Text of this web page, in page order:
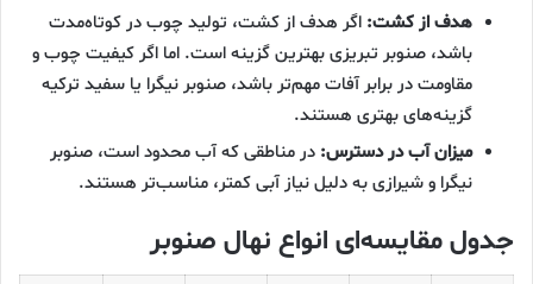
هدف از کشت: اگر هدف از کشت، تولید چوب در کوتاه‌مدت
باشد، صنوبر تبریزی بهترین گزینه است. اما اگر کیفیت چوب و
مقاومت در برابر آفات مهم‌تر باشد، صنوبر نیگرا یا سفید ترکیه
گزینه‌های بهتری هستند.
میزان آب در دسترس: در مناطقی که آب محدود است، صنوبر
نیگرا و شیرازی به دلیل نیاز آبی کمتر، مناسب‌تر هستند.
جدول مقایسه‌ای انواع نهال صنوبر